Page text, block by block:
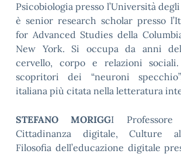
Psicobiologia presso l’Università
è senior research scholar presso
for Advanced Studies della
New York. Si occupa da anni
cervello, corpo e relazioni
scopritori dei “neuroni
italiana più citata nella letteratura
STEFANO MORIGGI Professore
Cittadinanza digitale, Culture
Filosofia dell’educazione digitale